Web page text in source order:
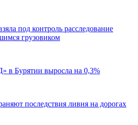
под контроль расследование
грузовиком
в Бурятии выросла на 0,3%
последствия ливня на дорогах